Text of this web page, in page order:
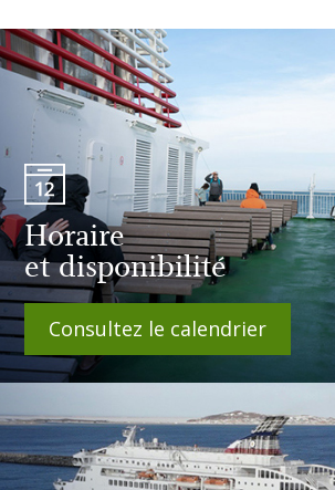
Horaire
et disponibilité
Consultez le calendrier